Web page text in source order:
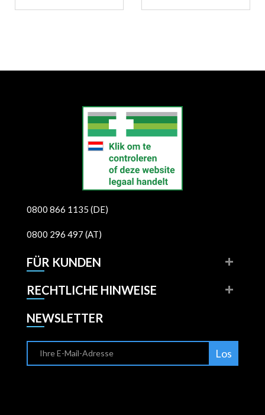
0800 866 1135 (DE)
0800 296 497 (AT)
FÜR KUNDEN
RECHTLICHE HINWEISE
NEWSLETTER
Los